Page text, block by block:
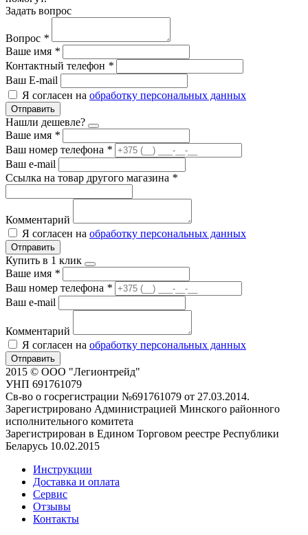
Задать вопрос
Вопрос *
Ваше имя *
Контактный телефон *
Ваш E-mail
Я согласен на обработку персональных данных
Отправить
Нашли дешевле?
Ваше имя *
Ваш номер телефона *
Ваш e-mail
Ссылка на товар другого магазина *
Комментарий
Я согласен на обработку персональных данных
Отправить
Купить в 1 клик
Ваше имя *
Ваш номер телефона *
Ваш e-mail
Комментарий
Я согласен на обработку персональных данных
Отправить
2015 © ООО "Легионтрейд"
УНП 691761079
Св-во о госрегистрации №691761079 от 27.03.2014.
Зарегистрировано Администрацией Минского районного
исполнительного комитета
Зарегистрирован в Едином Торговом реестре Республики
Беларусь 10.02.2015
Инструкции
Доставка и оплата
Сервис
Отзывы
Контакты